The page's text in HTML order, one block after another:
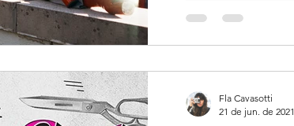
Fla Cavasotti
21 de jun. de 2021